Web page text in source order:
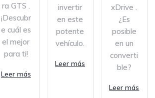
ra GTS .
¡Descubr
e cuál es
el mejor
para ti!
Leer más
invertir
en este
potente
vehículo.
Leer más
xDrive .
¿Es
posible
en un
converti
ble?
Leer más